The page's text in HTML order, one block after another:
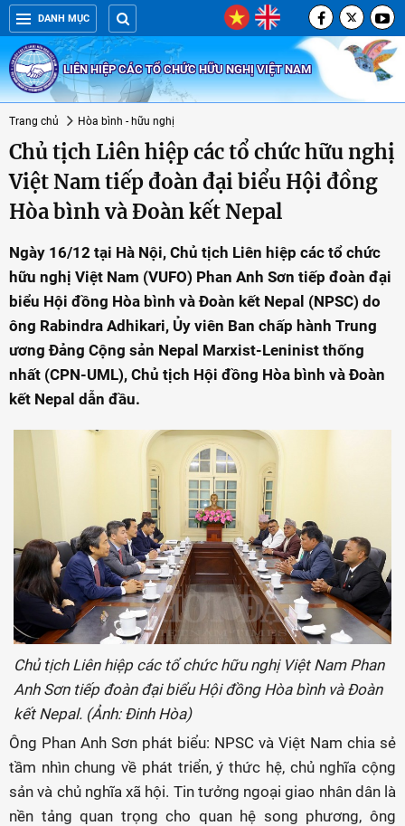
DANH MỤC
LIÊN HIỆP CÁC TỔ CHỨC HỮU NGHỊ VIỆT NAM
Trang chủ Hòa bình - hữu nghị
Chủ tịch Liên hiệp các tổ chức hữu nghị
Việt Nam tiếp đoàn đại biểu Hội đồng
Hòa bình và Đoàn kết Nepal
Ngày 16/12 tại Hà Nội, Chủ tịch Liên hiệp các tổ chức
hữu nghị Việt Nam (VUFO) Phan Anh Sơn tiếp đoàn đại
biểu Hội đồng Hòa bình và Đoàn kết Nepal (NPSC) do
ông Rabindra Adhikari, Ủy viên Ban chấp hành Trung
ương Đảng Cộng sản Nepal Marxist-Leninist thống
nhất (CPN-UML), Chủ tịch Hội đồng Hòa bình và Đoàn
kết Nepal dẫn đầu.
Chủ tịch Liên hiệp các tổ chức hữu nghị Việt Nam Phan
Anh Sơn tiếp đoàn đại biểu Hội đồng Hòa bình và Đoàn
kết Nepal. (Ảnh: Đinh Hòa)
Ông Phan Anh Sơn phát biểu: NPSC và Việt Nam chia sẻ
tầm nhìn chung về phát triển, ý thức hệ, chủ nghĩa cộng
sản và chủ nghĩa xã hội. Tin tưởng ngoại giao nhân dân là
nền tảng quan trọng cho quan hệ song phương, ông